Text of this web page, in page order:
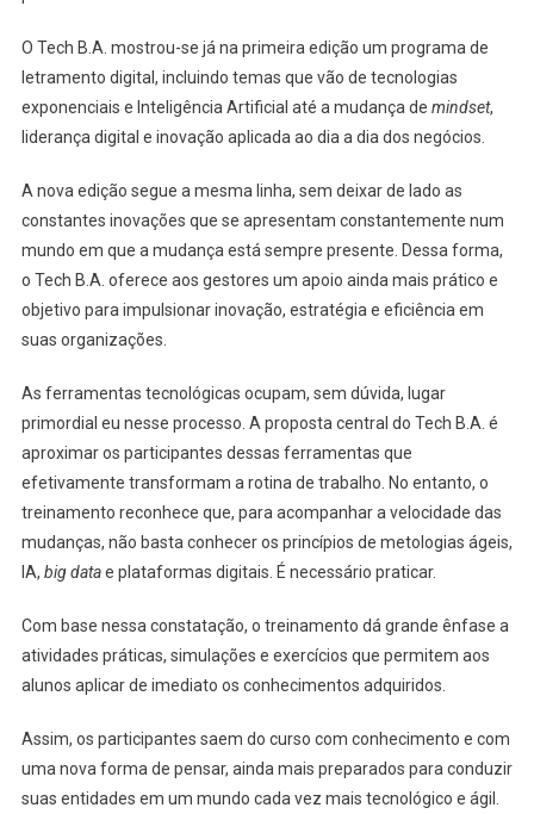
O Tech B.A. mostrou-se já na primeira edição um programa de
letramento digital, incluindo temas que vão de tecnologias
exponenciais e Inteligência Artificial até a mudança de mindset,
liderança digital e inovação aplicada ao dia a dia dos negócios.
A nova edição segue a mesma linha, sem deixar de lado as
constantes inovações que se apresentam constantemente num
mundo em que a mudança está sempre presente. Dessa forma,
o Tech B.A. oferece aos gestores um apoio ainda mais prático e
objetivo para impulsionar inovação, estratégia e eficiência em
suas organizações.
As ferramentas tecnológicas ocupam, sem dúvida, lugar
primordial eu nesse processo. A proposta central do Tech B.A. é
aproximar os participantes dessas ferramentas que
efetivamente transformam a rotina de trabalho. No entanto, o
treinamento reconhece que, para acompanhar a velocidade das
mudanças, não basta conhecer os princípios de metologias ágeis,
IA, bigdatae plataformas digitais. É necessário praticar.
Com base nessa constatação, o treinamento dá grande ênfase a
atividades práticas, simulações e exercícios que permitem aos
alunos aplicar de imediato os conhecimentos adquiridos.
Assim, os participantes saem do curso com conhecimento e com
uma nova forma de pensar, ainda mais preparados para conduzir
suas entidades em um mundo cada vez mais tecnológico e ágil.